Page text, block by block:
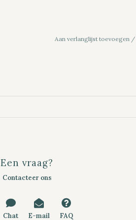
Aan verlanglijst toevoegen /
Een vraag?
Contacteer ons
Chat E-mail FAQ